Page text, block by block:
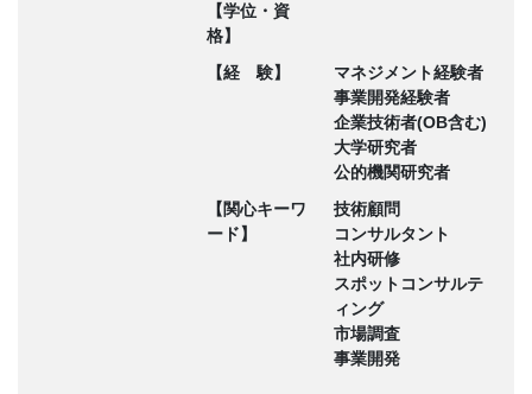
【学位・資
格】
【経 験】
マネジメント経験者
事業開発経験者
企業技術者(OB含む)
大学研究者
公的機関研究者
【関心キーワ
ード】
技術顧問
コンサルタント
社内研修
スポットコンサルテ
ィング
市場調査
事業開発